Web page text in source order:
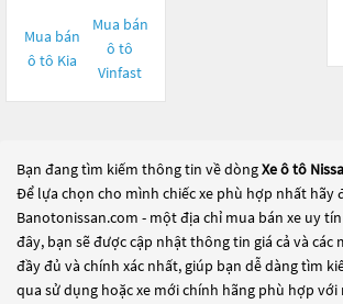
Mua bán
ô tô Kia
Mua bán
ô tô
Vinfast
Bạn đang tìm kiếm thông tin về dòngXe ô tô
Để lựa chọn cho mình chiếc xe phù hợp nhất hãy
Banotonissan.com - một địa chỉ mua bán xe uy
đây, bạn sẽ được cập nhật thông tin giá cả và các
đầy đủ và chính xác nhất, giúp bạn dễ dàng tìm
qua sử dụng hoặc xe mới chính hãng phù hợp với